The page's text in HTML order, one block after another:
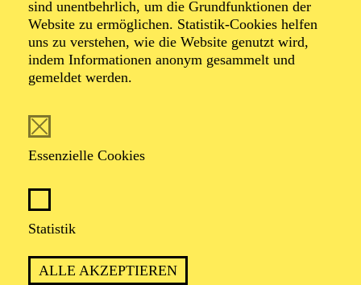
sind unentbehrlich, um die Grundfunktionen der
Website zu ermöglichen. Statistik-Cookies helfen
uns zu verstehen, wie die Website genutzt wird,
indem Informationen anonym gesammelt und
gemeldet werden.
Essenzielle Cookies
Statistik
ALLE AKZEPTIEREN
Katharina Rösch
Stadt-Dramaturgie
„Durchschnittsdorf“ Haßloch aufgewachsen und hat
sowie im Master Dramaturgie an der Hochschule für
Schauspielhaus arbeitete sie als Dramaturgieassistentin
und ist seit 2020 als Dramaturgin auch selbstständig